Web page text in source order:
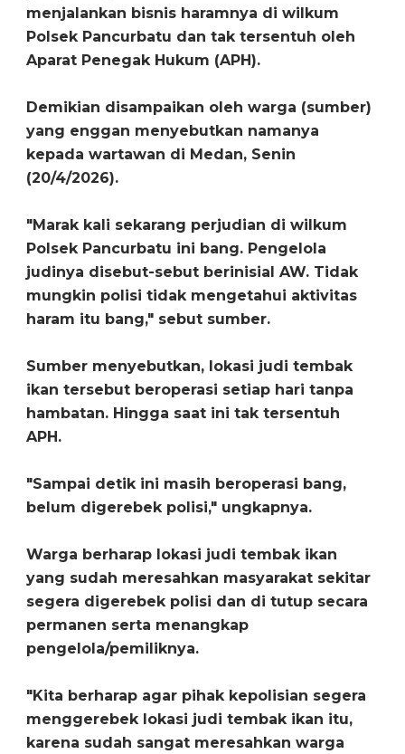
menjalankan bisnis haramnya di wilkum
Polsek Pancurbatu dan tak tersentuh oleh
Aparat Penegak Hukum (APH).
Demikian disampaikan oleh warga (sumber)
yang enggan menyebutkan namanya
kepada wartawan di Medan, Senin
(20/4/2026).
"Marak kali sekarang perjudian di wilkum
Polsek Pancurbatu ini bang. Pengelola
judinya disebut-sebut berinisial AW. Tidak
mungkin polisi tidak mengetahui aktivitas
haram itu bang," sebut sumber.
Sumber menyebutkan, lokasi judi tembak
ikan tersebut beroperasi setiap hari tanpa
hambatan. Hingga saat ini tak tersentuh
APH.
"Sampai detik ini masih beroperasi bang,
belum digerebek polisi," ungkapnya.
Warga berharap lokasi judi tembak ikan
yang sudah meresahkan masyarakat sekitar
segera digerebek polisi dan di tutup secara
permanen serta menangkap
pengelola/pemiliknya.
"Kita berharap agar pihak kepolisian segera
menggerebek lokasi judi tembak ikan itu,
karena sudah sangat meresahkan warga